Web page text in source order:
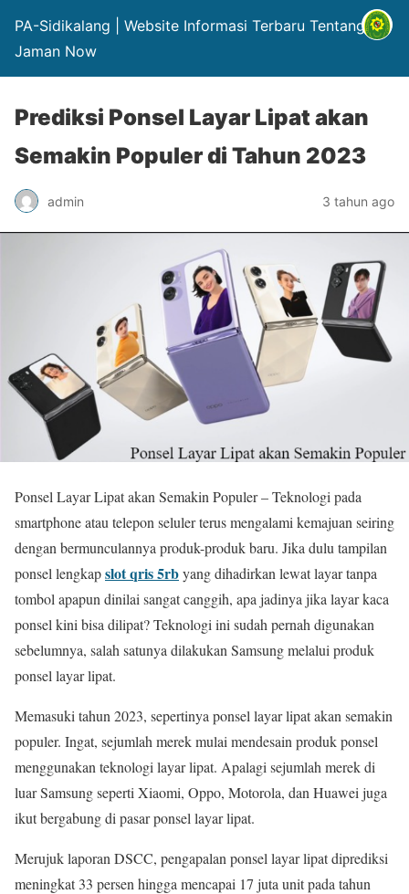
PA-Sidikalang | Website Informasi Terbaru Tentang Hp
Jaman Now
Prediksi Ponsel Layar Lipat akan
Semakin Populer di Tahun 2023
admin 3 tahun ago
Ponsel Layar Lipat akan Semakin Populer – Teknologi pada
smartphone atau telepon seluler terus mengalami kemajuan seiring
dengan bermunculannya produk-produk baru. Jika dulu tampilan
ponsel lengkapslot qris 5rbyang dihadirkan lewat layar tanpa
tombol apapun dinilai sangat canggih, apa jadinya jika layar kaca
ponsel kini bisa dilipat? Teknologi ini sudah pernah digunakan
sebelumnya, salah satunya dilakukan Samsung melalui produk
ponsel layar lipat.
Memasuki tahun 2023, sepertinya ponsel layar lipat akan semakin
populer. Ingat, sejumlah merek mulai mendesain produk ponsel
menggunakan teknologi layar lipat. Apalagi sejumlah merek di
luar Samsung seperti Xiaomi, Oppo, Motorola, dan Huawei juga
ikut bergabung di pasar ponsel layar lipat.
Merujuk laporan DSCC, pengapalan ponsel layar lipat diprediksi
meningkat 33 persen hingga mencapai 17 juta unit pada tahun